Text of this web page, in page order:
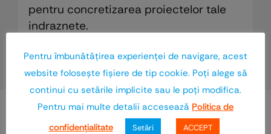
pentru concretizarea proiectelor tale
indraznete.
Pentru îmbunătăţirea experienţei de navigare, acest
website foloseşte fişiere de tip cookie. Poţi alege să
continui cu setările implicite sau le poţi modifica.
Pentru mai multe detalii accesează Politica de
confidenţialitate
Setări ACCEPT